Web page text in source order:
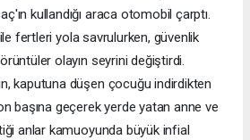
kullandığı araca otomobil çarptı.
fertleri yola savrulurken, güvenlik
olayın seyrini değiştirdi.
kaputuna düşen çocuğu indirdikten
başına geçerek yerde yatan anne ve
anlar kamuoyunda büyük infial